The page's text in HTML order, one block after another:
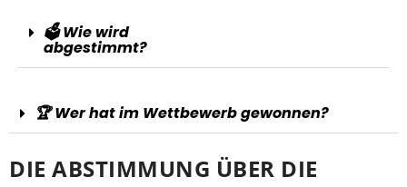
🗳️ Wie wird
abgestimmt?
🏆 Wer hat im Wettbewerb gewonnen?
DIE ABSTIMMUNG ÜBER DIE